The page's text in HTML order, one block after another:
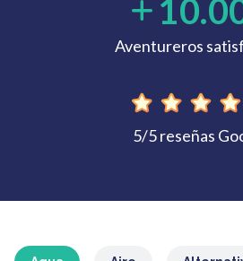
Aventureros
5/5 reseñas